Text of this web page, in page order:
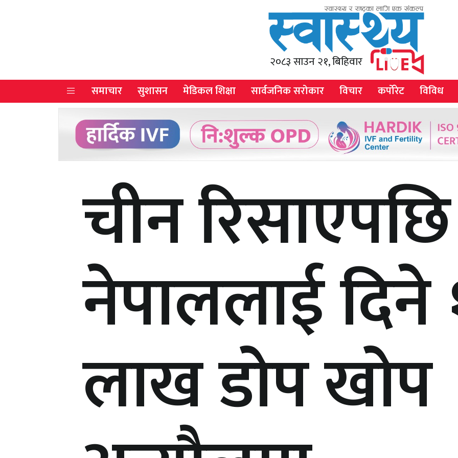
२०८३ साउन २१, बिहिवार
समाचार सुशासन मेडिकल शिक्षा सार्वजनिक सरोकार विचार कर्पोरेट विविध
चीन रिसाएपछि
नेपाललाई दिने
लाख डोप खोप